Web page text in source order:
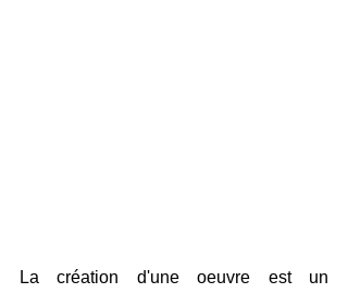
La création d'une oeuvre est un